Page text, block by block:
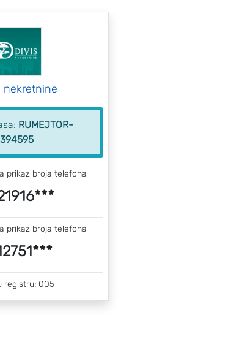
nekretnine
RUMEJTOR-
394595
prikaz broja telefona
prikaz broja telefona
registru: 005